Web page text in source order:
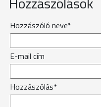
Hozzászóló neve*
E-mail cím
Hozzászólás*